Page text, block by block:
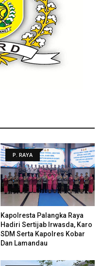
P. RAYA
Kapolresta Palangka Raya
Hadiri Sertijab Irwasda, Karo
SDM Serta Kapolres Kobar
Dan Lamandau